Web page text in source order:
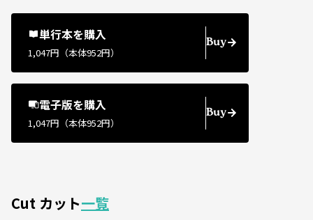
単行本を購入
1,047円（本体952円）
Buy
電子版を購入
1,047円（本体952円）
Buy
Cut カット一覧